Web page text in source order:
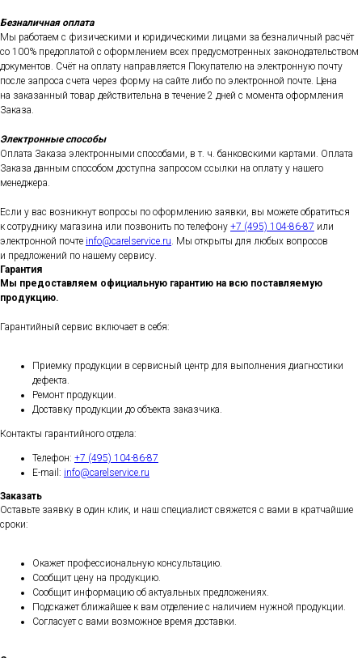
Безналичная оплата
Мы работаем с физическими и юридическими лицами за безналичный расчёт
со 100% предоплатой с оформлением всех предусмотренных законодательством
документов. Счёт на оплату направляется Покупателю на электронную почту
после запроса счета через форму на сайте либо по электронной почте. Цена
на заказанный товар действительна в течение 2 дней с момента оформления
Заказа.
Электронные способы
Оплата Заказа электронными способами, в т. ч. банковскими картами. Оплата
Заказа данным способом доступна запросом ссылки на оплату у нашего
менеджера.
Если у вас возникнут вопросы по оформлению заявки, вы можете обратиться
к сотруднику магазина или позвонить по телефону +7 (495) 104-86-87 или
электронной почте info@carelservice.ru . Мы открыты для любых вопросов
и предложений по нашему сервису.
Гарантия
Мы предоставляем официальную гарантию на всю поставляемую
продукцию.
Гарантийный сервис включает в себя:
Приемку продукции в сервисный центр для выполнения диагностики
дефекта.
Ремонт продукции.
Доставку продукции до объекта заказчика.
Контакты гарантийного отдела:
Телефон: +7 (495) 104-86-87
E-mail: info@carelservice.ru
Заказать
Оставьте заявку в один клик, и наш специалист свяжется с вами в кратчайшие
сроки:
Окажет профессиональную консультацию.
Сообщит цену на продукцию.
Сообщит информацию об актуальных предложениях.
Подскажет ближайшее к вам отделение с наличием нужной продукции.
Согласует с вами возможное время доставки.